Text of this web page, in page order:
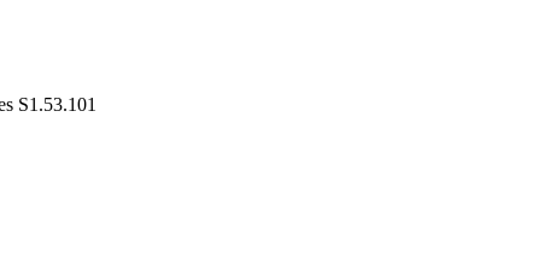
S1.53.101